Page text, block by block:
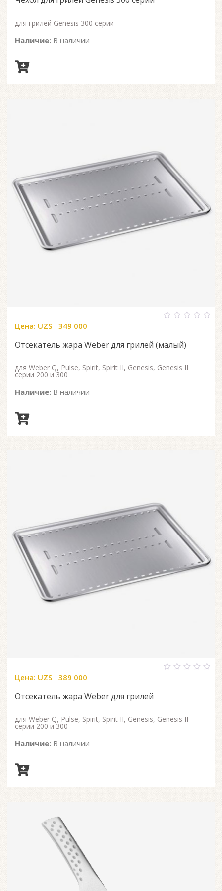
для грилей Genesis 300 серии
Наличие: В наличии
5
Цена: UZS 349 000
Отсекатель жара Weber для грилей (малый)
для Weber Q, Pulse, Spirit, Spirit II, Genesis, Genesis II
серии 200 и 300
Наличие: В наличии
Цена: UZS 389 000
Отсекатель жара Weber для грилей
для Weber Q, Pulse, Spirit, Spirit II, Genesis, Genesis II
серии 200 и 300
Наличие: В наличии